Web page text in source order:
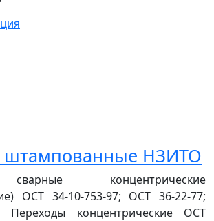
штампованные НЗИТО
концентрические
ОСТ 34-10-753-97; ОСТ 36-22-77;
Переходы концентрические ОСТ